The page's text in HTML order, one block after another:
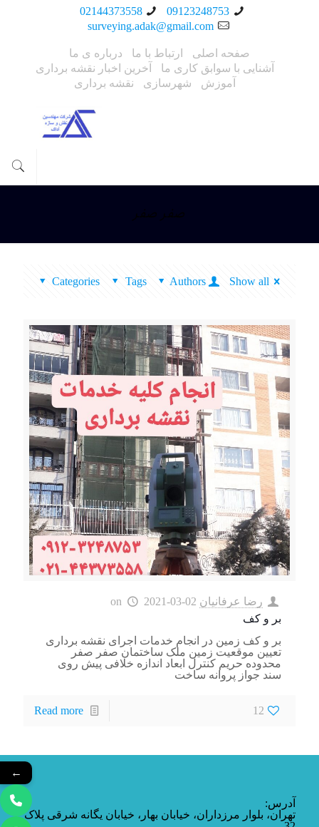
09123248753
02144373558
surveying.adak@gmail.com
صفحه اصلی ارتباط با ما
درباره ی ما
آشنایی با سوابق کاری ما
آخرین اخبار نقشه برداری
آموزش
شهرسازی نقشه برداری
صفر صفر
Categories Tags Authors Show all
رضا عرفانیان on
2021-03-02
بر و کف
بر و کف زمین در انجام خدمات اجرای نقشه برداری
تعیین موقعیت زمین ملک ساختمان صفر صفر
محدوده حریم کنترل ابعاد اندازه خلافی پیش روی
سند جواز پروانه ساخت
12
Read more
آدرس:
تهران، بلوار مرزداران، خیابان بهار، خیابان یگانه شرقی پلاک
←